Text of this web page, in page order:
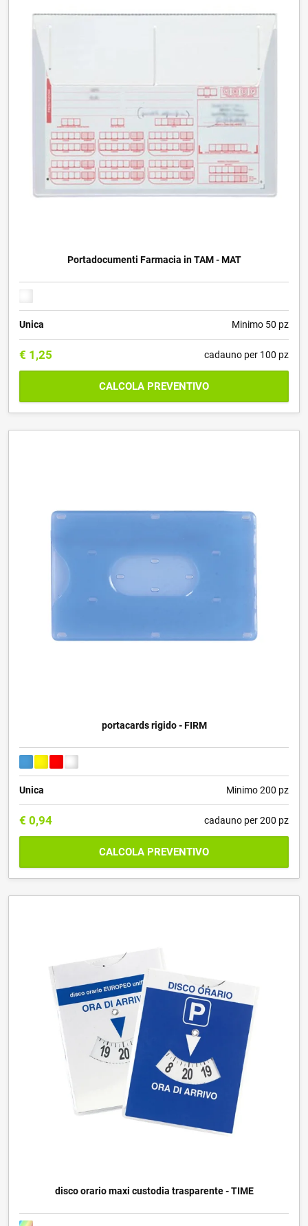
Portadocumenti Farmacia in TAM - MAT
Unica Minimo 50 pz
€ 1,25 cadauno per 100 pz
CALCOLA PREVENTIVO
portacards rigido - FIRM
Unica Minimo 200 pz
€ 0,94 cadauno per 200 pz
CALCOLA PREVENTIVO
disco orario maxi custodia trasparente - TIME